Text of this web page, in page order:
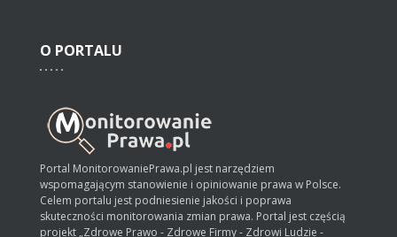
O PORTALU
Portal MonitorowaniePrawa.pl jest narzędziem
wspomagającym stanowienie i opiniowanie prawa w Polsce.
Celem portalu jest podniesienie jakości i poprawa
skuteczności monitorowania zmian prawa. Portal jest częścią
projekt „Zdrowe Prawo - Zdrowe Firmy - Zdrowi Ludzie -